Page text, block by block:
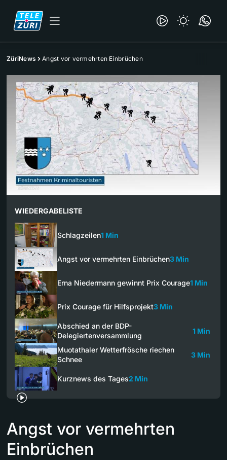
ZüriNews Angst vor vermehrten Einbrüchen
WIEDERGABELISTE
Schlagzeilen1 Min
Angst vor vermehrten Einbrüchen3 Min
Erna Niedermann gewinnt Prix Courage1 Min
Prix Courage für Hilfsprojekt3 Min
Abschied an der BDP-
Delegiertenversammlung
1 Min
Muotathaler Wetterfrösche riechen
Schnee
3 Min
Kurznews des Tages2 Min
Angst vor vermehrten
Einbrüchen